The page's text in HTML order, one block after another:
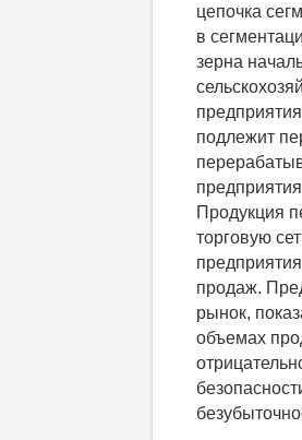
цепочка
в
зерна
подлежит
Продукция
торговую
продаж.
рынок,
объемах